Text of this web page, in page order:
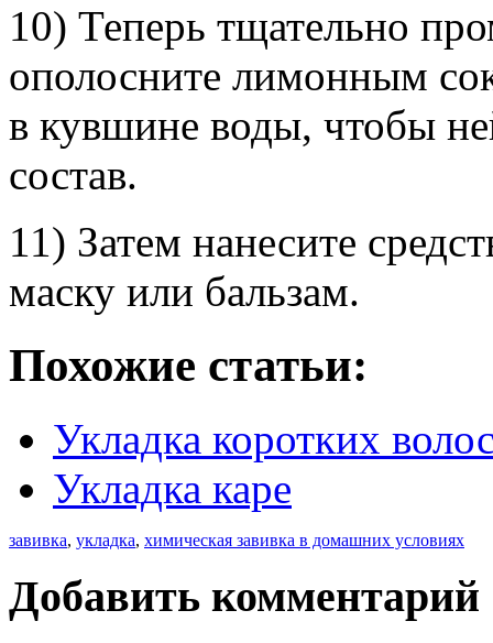
10) Теперь тщательно
ополосните лимонным
в кувшине воды, чтобы
состав.
11) Затем нанесите
маску или бальзам.
Похожие статьи:
Укладка коротких
Укладка каре
завивка, укладка, химическая завивка в домашних условиях
Добавить комментарий